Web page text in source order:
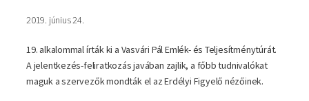
2019. június 24.
19. alkalommal írták ki a Vasvári Pál Emlék- és Teljesítménytúrát.
A jelentkezés-feliratkozás javában zajlik, a főbb tudnivalókat
maguk a szervezők mondták el az Erdélyi Figyelő nézőinek.